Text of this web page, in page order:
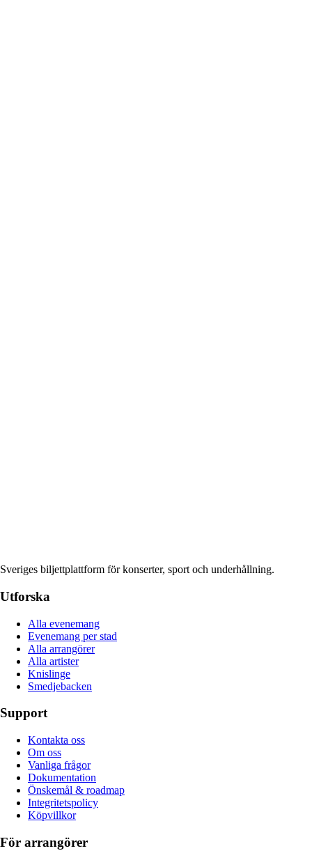
Sveriges biljettplattform för konserter, sport och underhållning.
Utforska
Alla evenemang
Evenemang per stad
Alla arrangörer
Alla artister
Knislinge
Smedjebacken
Support
Kontakta oss
Om oss
Vanliga frågor
Dokumentation
Önskemål & roadmap
Integritetspolicy
Köpvillkor
För arrangörer